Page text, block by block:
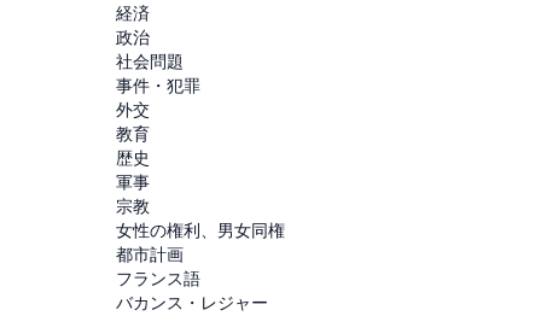
経済
政治
社会問題
事件・犯罪
外交
教育
歴史
軍事
宗教
女性の権利、男女同権
都市計画
フランス語
バカンス・レジャー